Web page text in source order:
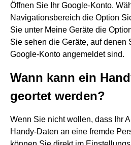
Öffnen Sie Ihr Google-Konto.
Navigationsbereich die Option
Sie unter Meine Geräte die
Sie sehen die Geräte, auf denen
Google-Konto angemeldet sind.
Wann kann ein
geortet werden?
Wenn Sie nicht wollen, dass Ihr
Handy-Daten an eine fremde